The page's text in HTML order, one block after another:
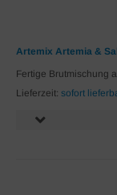
Artemix Artemia &
Fertige Brutmischung
Lieferzeit: sofort